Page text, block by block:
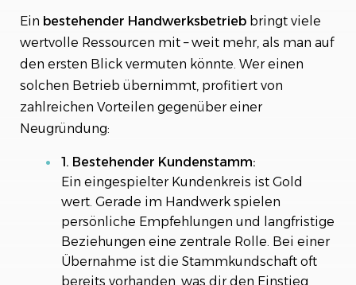
Ein bestehender Handwerksbetrieb bringt viele
wertvolle Ressourcen mit – weit mehr, als man auf
den ersten Blick vermuten könnte. Wer einen
solchen Betrieb übernimmt, profitiert von
zahlreichen Vorteilen gegenüber einer
Neugründung:
1. Bestehender Kundenstamm:
Ein eingespielter Kundenkreis ist Gold
wert. Gerade im Handwerk spielen
persönliche Empfehlungen und langfristige
Beziehungen eine zentrale Rolle. Bei einer
Übernahme ist die Stammkundschaft oft
bereits vorhanden, was dir den Einstieg